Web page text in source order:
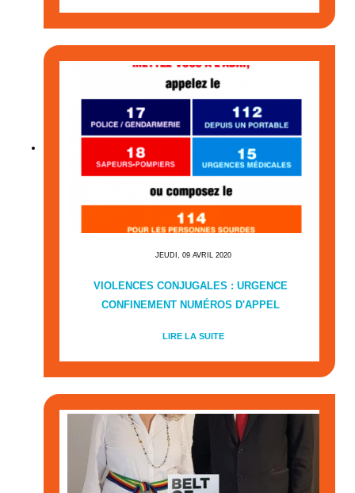
JEUDI, 09 AVRIL 2020
VIOLENCES CONJUGALES : URGENCE
CONFINEMENT NUMÉROS D'APPEL
LIRE LA SUITE